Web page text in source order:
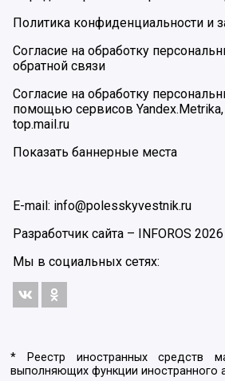
Политика конфиденциальности и
Согласие на обработку
обратной связи
Согласие на обработку
помощью сервисов
top.mail.ru
Показать баннерные места
E-mail: info@polesskyvestnik.ru
Разработчик сайта – INFOROS 2026
Мы в социальных сетях:
* Реестр иностранных средств
выполняющих функции иностранного